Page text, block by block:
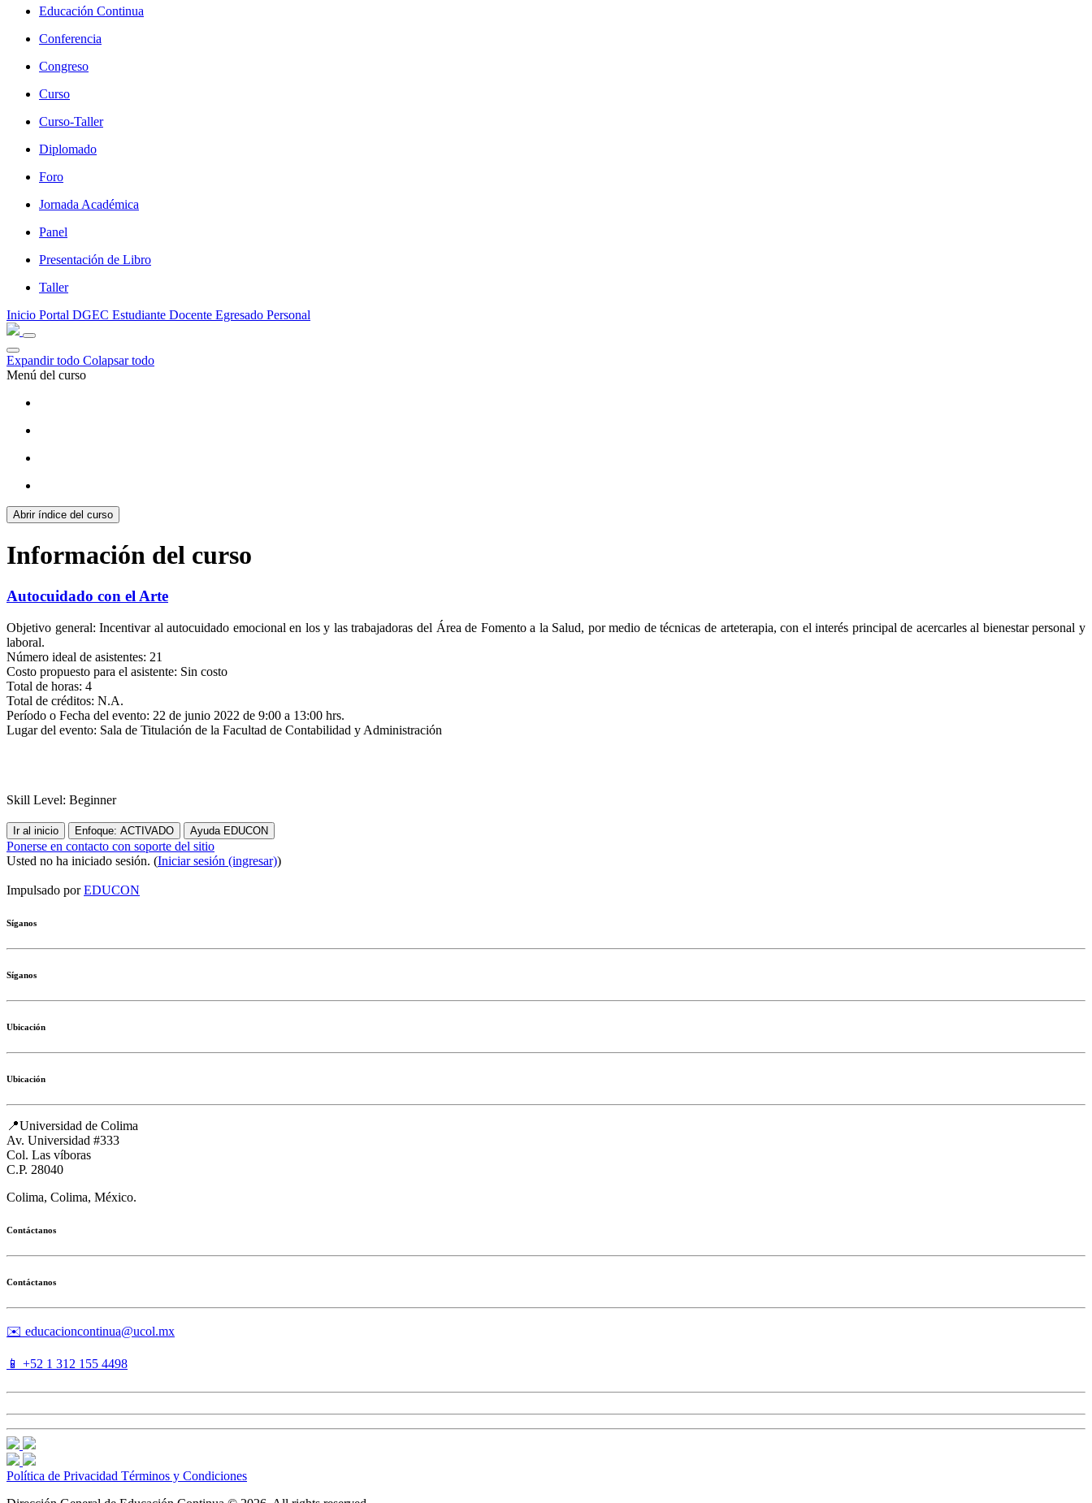
Educación Continua
Conferencia
Congreso
Curso
Curso-Taller
Diplomado
Foro
Jornada Académica
Panel
Presentación de Libro
Taller
Inicio Portal DGEC Estudiante Docente Egresado Personal
Expandir todo Colapsar todo
Menú del curso
Abrir índice del curso
Información del curso
Autocuidado con el Arte
Objetivo general: Incentivar al autocuidado emocional en los y las trabajadoras del Área de Fomento a la Salud, por medio de técnicas de arteterapia, con el interés principal de acercarles al bienestar personal y
laboral.
Número ideal de asistentes: 21
Costo propuesto para el asistente: Sin costo
Total de horas: 4
Total de créditos: N.A.
Período o Fecha del evento: 22 de junio 2022 de 9:00 a 13:00 hrs.
Lugar del evento: Sala de Titulación de la Facultad de Contabilidad y Administración
Skill Level: Beginner
Ir al inicio Enfoque: ACTIVADO Ayuda EDUCON
Ponerse en contacto con soporte del sitio
Usted no ha iniciado sesión. (Iniciar sesión (ingresar))
Impulsado porEDUCON
Síganos
Síganos
Ubicación
Ubicación
📍Universidad de Colima
Av. Universidad #333
Col. Las víboras
C.P. 28040
Colima, Colima, México.
Contáctanos
Contáctanos
✉️ educacioncontinua@ucol.mx
📱 +52 1 312 155 4498
Política de Privacidad Términos y Condiciones